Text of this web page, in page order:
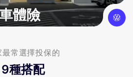
體險
最常選擇投保的
9種搭配